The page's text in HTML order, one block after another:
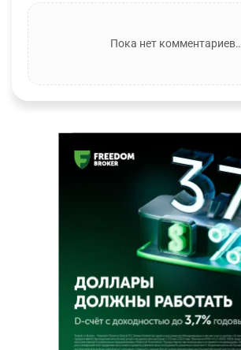
Пока нет комментариев…